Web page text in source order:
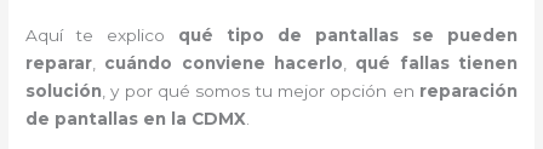
Aquí te explico qué tipo de pantallas se pueden
reparar
cuándo conviene hacerlo
qué fallas tienen
solución , y por qué somos tu mejor opción en reparación
de pantallas en la CDMX